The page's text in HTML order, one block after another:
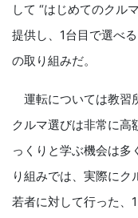
して “はじめてのクル
提供し、1台目で選べ
の取り組みだ。
運転については教習
クルマ選びは非常に高
っくりと学ぶ機会は多
り組みでは、実際に
若者に対して行った、